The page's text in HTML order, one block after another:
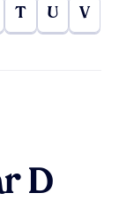
T U V
D